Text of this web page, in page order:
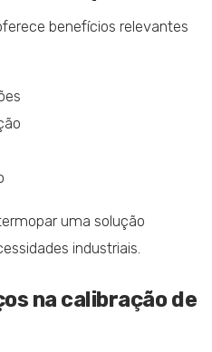
benefícios relevantes
uma solução
industriais.
na calibração de